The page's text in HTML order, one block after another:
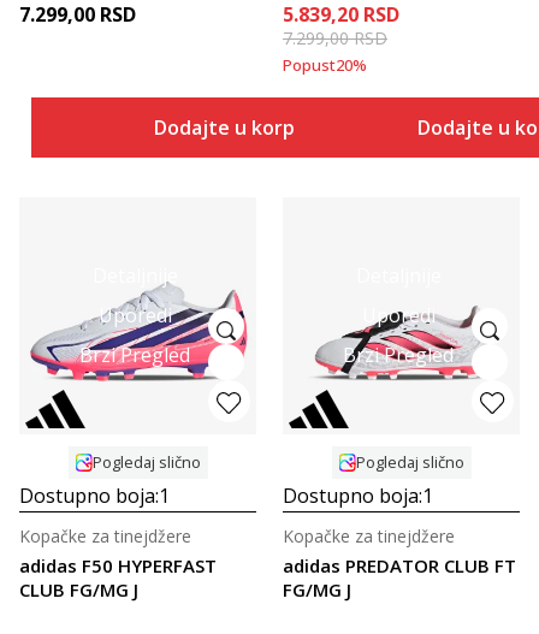
7.299,00 RSD
Dodajte u korpu
5.839,20 RSD
7.299,00RSD
Popust20%
Dodajte u
Detaljnije
Uporedi
Brzi Pregled
Pogledaj slično
Dostupno boja:1
adidas F50 HYPERFAST
CLUB FG/MG J
Kopačke za tinejdžere
Uporedi
Brzi Pregled
Pogledaj slično
Dostupno boja:1
adidas PREDATOR CLUB FT
FG/MG J
Kopačke za tinejdžere